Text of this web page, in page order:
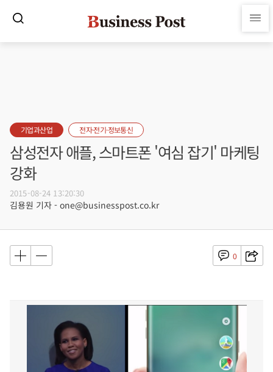
기업과산업 전자·전기·정보통신
삼성전자 애플, 스마트폰 '여심 잡기' 마케팅
강화
2015-08-24 13:20:30
김용원 기자 - one@businesspost.co.kr
0